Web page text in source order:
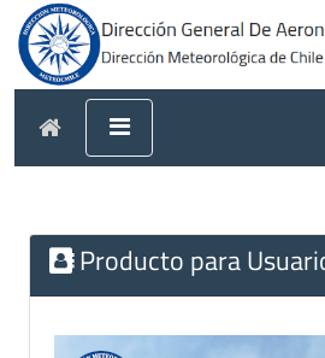
Producto para